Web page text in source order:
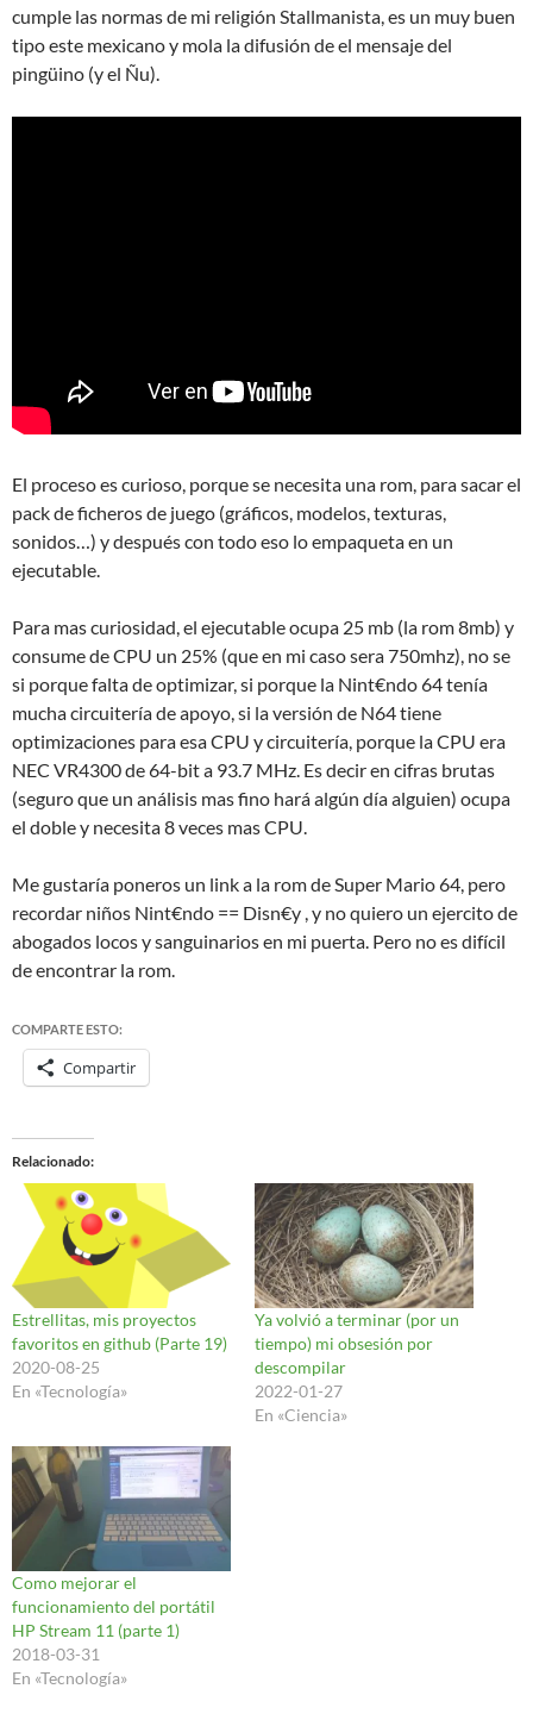
cumple las normas de mi religión Stallmanista, es un muy buen
tipo este mexicano y mola la difusión de el mensaje del
pingüino (y el Ñu).
El proceso es curioso, porque se necesita una rom, para sacar el
pack de ficheros de juego (gráficos, modelos, texturas,
sonidos…) y después con todo eso lo empaqueta en un
ejecutable.
Para mas curiosidad, el ejecutable ocupa 25 mb (la rom 8mb) y
consume de CPU un 25% (que en mi caso sera 750mhz), no se
si porque falta de optimizar, si porque la Nint€ndo 64 tenía
mucha circuitería de apoyo, si la versión de N64 tiene
optimizaciones para esa CPU y circuitería, porque la CPU era
NEC VR4300 de 64-bit a 93.7 MHz. Es decir en cifras brutas
(seguro que un análisis mas fino hará algún día alguien) ocupa
el doble y necesita 8 veces mas CPU.
Me gustaría poneros un link a la rom de Super Mario 64, pero
recordar niños Nint€ndo == Disn€y , y no quiero un ejercito de
abogados locos y sanguinarios en mi puerta. Pero no es difícil
de encontrar la rom.
COMPARTE ESTO:
Compartir
Relacionado
Estrellitas, mis proyectos
favoritos en github (Parte 19)
2020-08-25
En «Tecnología»
Ya volvió a terminar (por un
tiempo) mi obsesión por
descompilar
2022-01-27
En «Ciencia»
Como mejorar el
funcionamiento del portátil
HP Stream 11 (parte 1)
2018-03-31
En «Tecnología»